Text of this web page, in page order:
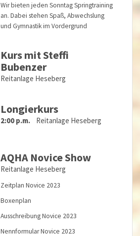
Wir bieten jeden Sonntag Springtraining
an. Dabei stehen Spaß, Abwechslung
und Gymnastik im Vordergrund
Kurs mit Steffi
Bubenzer
Reitanlage Heseberg
Longierkurs
2:00 p.m. Reitanlage Heseberg
AQHA Novice Show
Reitanlage Heseberg
Zeitplan Novice 2023
Boxenplan
Ausschreibung Novice 2023
Nennformular Novice 2023